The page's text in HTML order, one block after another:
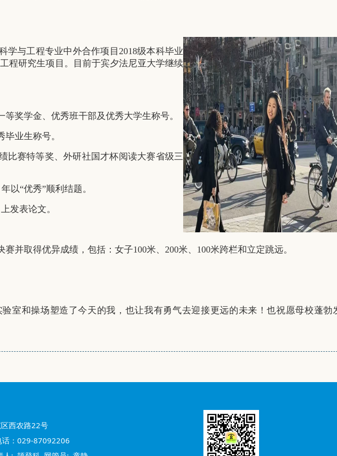
学与工程专业中外合作项目2018级本科毕业
程研究生项目。目前于宾夕法尼亚大学继续
奖学金、优秀班干部及优秀大学生称号。
业生称号。
比赛特等奖、外研社国才杯阅读大赛省级三
以“优秀”顺利结题。
发表论文。
并取得优异成绩，包括：女子100米、200米、100米跨栏和立定跳远。
室和操场塑造了今天的我，也让我有勇气去迎接更远的未来！也祝愿母校蓬勃
西农路22号
：029-87092206